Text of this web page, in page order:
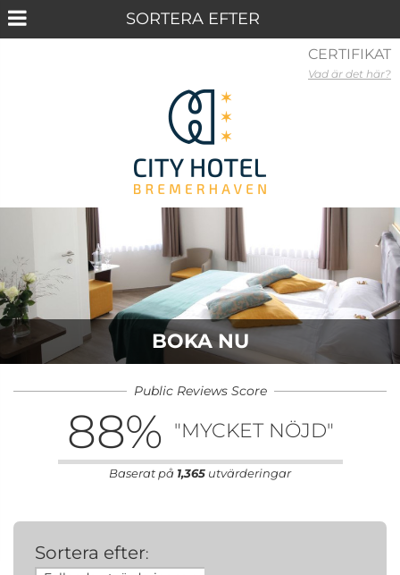
BOKA NU
Public Reviews Score
88% "MYCKET NÖJD"
Baserat på 1,365 utvärderingar
Sortera efter:
CERTIFIKAT
Vad är det här?